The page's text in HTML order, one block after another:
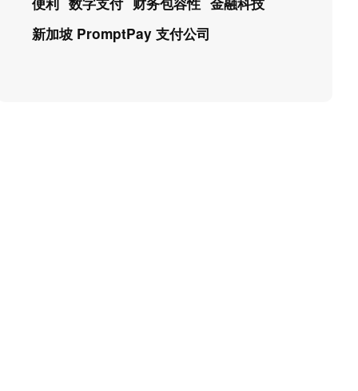
新加坡 PromptPay 支付公司